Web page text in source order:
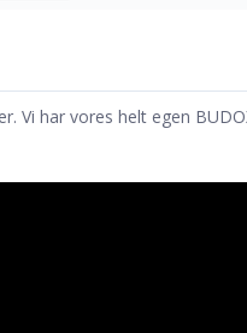
Vi har vores helt egen